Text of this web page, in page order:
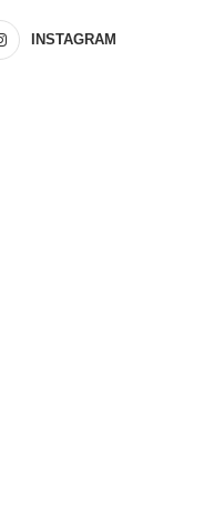
INSTAGRAM